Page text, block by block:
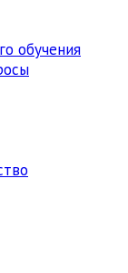
обучения